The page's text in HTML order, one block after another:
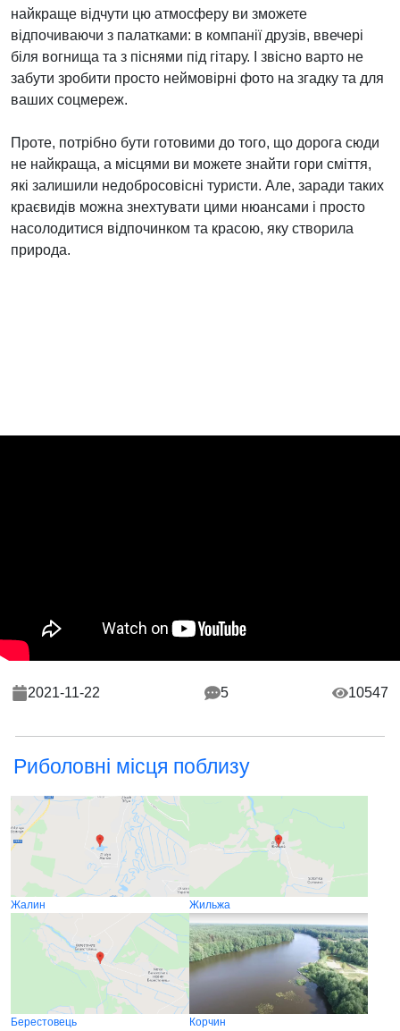
найкраще відчути цю атмосферу ви зможете
відпочиваючи з палатками: в компанії друзів, ввечері
біля вогнища та з піснями під гітару. І звісно варто не
забути зробити просто неймовірні фото на згадку та для
ваших соцмереж.
Проте, потрібно бути готовими до того, що дорога сюди
не найкраща, а місцями ви можете знайти гори сміття,
які залишили недобросовісні туристи. Але, заради таких
краєвидів можна знехтувати цими нюансами і просто
насолодитися відпочинком та красою, яку створила
природа.
2021-11-22 5 10547
Риболовні місця поблизу
Жалин Жильжа
Берестовець Корчин